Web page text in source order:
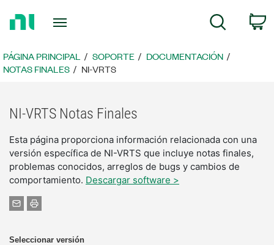
página
principal
Búsqueda
PÁGINA PRINCIPAL SOPORTE
DOCUMENTACIÓN
NOTAS FINALES
NI-VRTS
NI-VRTS Notas Finales
Esta página proporciona información relacionada con una
versión específica de NI-VRTS que incluye notas finales,
problemas conocidos, arreglos de bugs y cambios de
comportamiento. Descargar software >
Seleccionar versión